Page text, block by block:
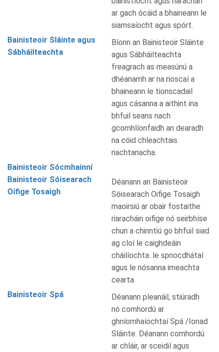
ar gach ócáid a bhaineann le
siamsaíocht agus spórt.
Bainisteoir Sláinte agus
Sábháilteachta
Bíonn an Bainisteoir Sláinte
agus Sábháilteachta
freagrach as measúnú a
dhéanamh ar na rioscaí a
bhaineann le tionscadail
agus cásanna a aithint ina
bhfuil seans nach
gcomhlíonfaidh an dearadh
na cóid chleachtais
riachtanacha.
Bainisteoir Sócmhainní
Bainisteoir Sóisearach
Oifige Tosaigh
Déanann an Bainisteoir
Sóisearach Oifige Tosaigh
maoirsiú ar obair fostaithe
riaracháin oifige nó seirbhíse
chun a chinntiú go bhfuil siad
ag cloí le caighdeáin
cháilíochta. le spriocdhátaí
agus le nósanna imeachta
cearta.
Bainisteoir Spá
Déanann pleanáil, stiúradh
nó comhordú ar
ghníomhaíochtaí Spá /Ionad
Sláinte. Déanann comhordú
ar chláir, ar sceidil agus